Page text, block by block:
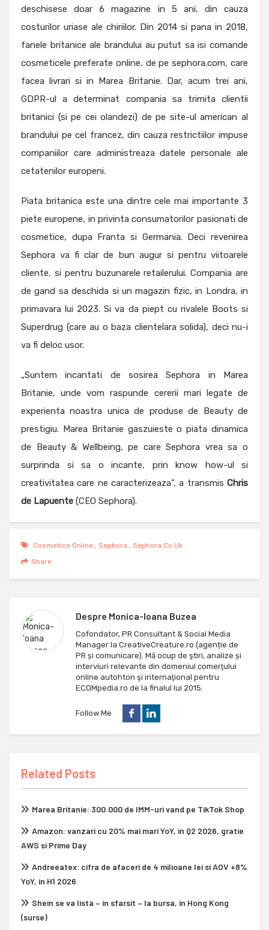
deschisese doar 6 magazine in 5 ani, din cauza
costurilor uriase ale chiriilor. Din 2014 si pana in 2018,
fanele britanice ale brandului au putut sa isi comande
cosmeticele preferate online, de pe sephora.com, care
facea livrari si in Marea Britanie. Dar, acum trei ani,
GDPR-ul a determinat compania sa trimita clientii
britanici (si pe cei olandezi) de pe site-ul american al
brandului pe cel francez, din cauza restrictiilor impuse
companiilor care administreaza datele personale ale
cetatenilor europeni.
Piata britanica este una dintre cele mai importante 3
piete europene, in privinta consumatorilor pasionati de
cosmetice, dupa Franta si Germania. Deci revenirea
Sephora va fi clar de bun augur si pentru viitoarele
cliente, si pentru buzunarele retailerului. Compania are
de gand sa deschida si un magazin fizic, in Londra, in
primavara lui 2023. Si va da piept cu rivalele Boots si
Superdrug (care au o baza clientelara solida), deci nu-i
va fi deloc usor.
„Suntem incantati de sosirea Sephora in Marea
Britanie, unde vom raspunde cererii mari legate de
experienta noastra unica de produse de Beauty de
prestigiu. Marea Britanie gaszuieste o piata dinamica
de Beauty & Wellbeing, pe care Sephora vrea sa o
surprinda si sa o incante, prin know how-ul si
creativitatea care ne caracterizeaza”, a transmis Chris
de Lapuente (CEO Sephora).
Cosmetice Online , Sephora , Sephora.co.uk
Share
Despre Monica-Ioana Buzea
Cofondator, PR Consultant & Social Media
Manager la CreativeCreature.ro (agenție de
PR și comunicare). Mă ocup de ştiri, analize și
interviuri relevante din domeniul comerţului
online autohton şi internaţional pentru
ECOMpedia.ro de la finalul lui 2015.
Follow Me
Related Posts
Marea Britanie: 300.000 de IMM-uri vand pe TikTok Shop
Amazon: vanzari cu 20% mai mari YoY, in Q2 2026, gratie
AWS si Prime Day
Andreeatex: cifra de afaceri de 4 milioane lei si AOV +8%
YoY, in H1 2026
Shein se va lista – in sfarsit – la bursa, in Hong Kong
(surse)